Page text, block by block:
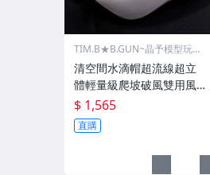
TIM.B★B.GUN~晶予模型玩
清空間水滴帽超流線超立
體輕量級爬坡破風雙用風
動款自行車安全帽空力帽G
IANT捷安特KASK小鐵人三
項騎公路車騎計時車比賽
頭盔男女青少年都適用比
$ 1,565
直購